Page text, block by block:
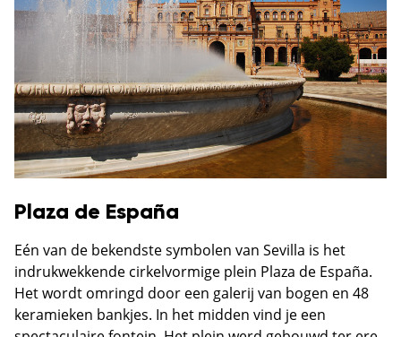
Plaza de España
Eén van de bekendste symbolen van Sevilla is het
indrukwekkende cirkelvormige plein Plaza de España.
Het wordt omringd door een galerij van bogen en 48
keramieken bankjes. In het midden vind je een